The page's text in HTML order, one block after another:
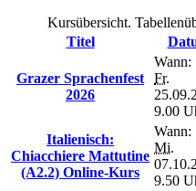
Kursübersicht.
Titel
Grazer Sprachenfest
2026
Wann:
Fr.
9.00
Italienisch:
Chiacchiere Mattutine
(A2.2) Online-Kurs
Wann:
Mi.
9.50